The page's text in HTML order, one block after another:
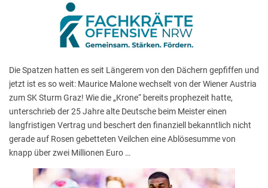
Die Spatzen hatten es seit Längerem von den Dächern gepfiffen und
jetzt ist es so weit: Maurice Malone wechselt von der Wiener Austria
zum SK Sturm Graz! Wie die „Krone“ bereits prophezeit hatte,
unterschrieb der 25 Jahre alte Deutsche beim Meister einen
langfristigen Vertrag und beschert den finanziell bekanntlich nicht
gerade auf Rosen gebetteten Veilchen eine Ablösesumme von
knapp über zwei Millionen Euro …